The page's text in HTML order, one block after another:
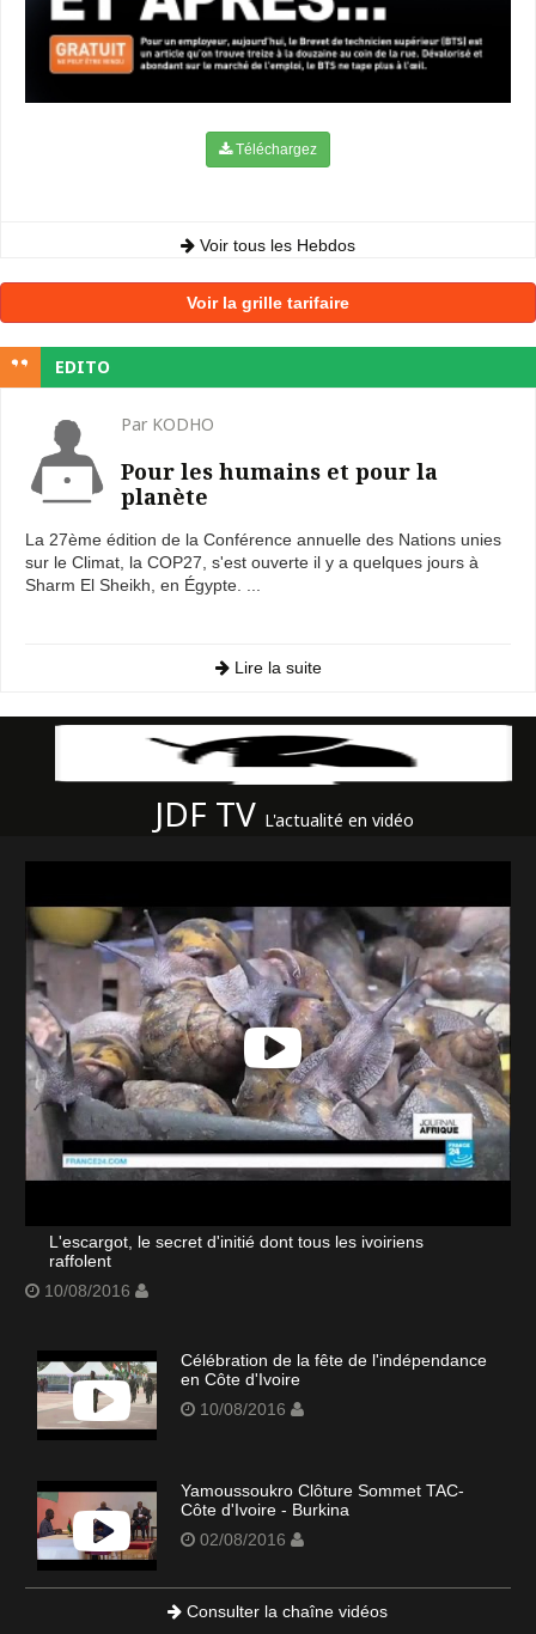
Téléchargez
Voir tous les Hebdos
Voir la grille tarifaire
EDITO
Par KODHO
Pour les humains et pour la
planète
La 27ème édition de la Conférence annuelle des Nations unies
sur le Climat, la COP27, s'est ouverte il y a quelques jours à
Sharm El Sheikh, en Égypte. ...
Lire la suite
JDF TV L'actualité en vidéo
L'escargot, le secret d'initié dont tous les ivoiriens
raffolent
10/08/2016
Célébration de la fête de l'indépendance
en Côte d'Ivoire
10/08/2016
Yamoussoukro Clôture Sommet TAC-
Côte d'Ivoire - Burkina
02/08/2016
Consulter la chaîne vidéos